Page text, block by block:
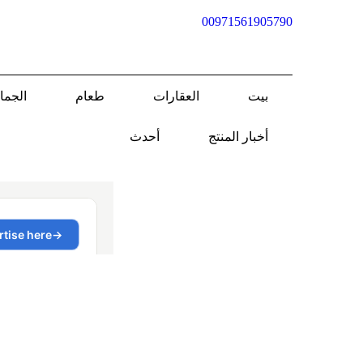
00971561905790
بيت العقارات طعام
أخبار المنتج أحدث